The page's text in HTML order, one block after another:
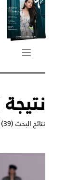
نتائج البحث (39)